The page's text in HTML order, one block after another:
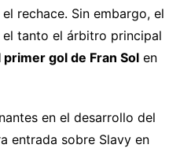
rechace. Sin embargo, el
tanto el árbitro principal
gol de Fran Sol en
en el desarrollo del
entrada sobre Slavy en